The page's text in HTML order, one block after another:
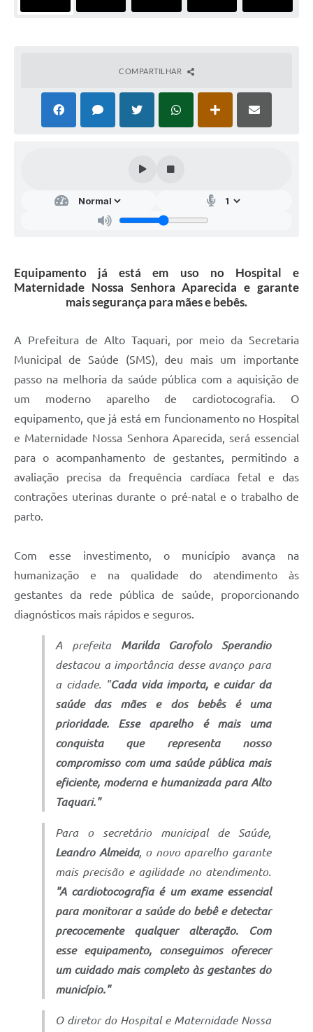
COMPARTILHAR
Equipamento já está em uso no Hospital e
Maternidade Nossa Senhora Aparecida e garante
mais segurança para mães e bebês.
A Prefeitura de Alto Taquari, por meio da Secretaria
Municipal de Saúde (SMS), deu mais um importante
passo na melhoria da saúde pública com a aquisição de
um moderno aparelho de cardiotocografia. O
equipamento, que já está em funcionamento no Hospital
e Maternidade Nossa Senhora Aparecida, será essencial
para o acompanhamento de gestantes, permitindo a
avaliação precisa da frequência cardíaca fetal e das
contrações uterinas durante o pré-natal e o trabalho de
parto.
Com esse investimento, o município avança na
humanização e na qualidade do atendimento às
gestantes da rede pública de saúde, proporcionando
diagnósticos mais rápidos e seguros.
A prefeita Marilda Garofolo Sperandio
destacou a importância desse avanço para
a cidade. "Cada vida importa, e cuidar da
saúde das mães e dos bebês é uma
prioridade. Esse aparelho é mais uma
conquista que representa nosso
compromisso com uma saúde pública mais
eficiente, moderna e humanizada para Alto
Taquari."
Para o secretário municipal de Saúde,
Leandro Almeida, o novo aparelho garante
mais precisão e agilidade no atendimento.
"A cardiotocografia é um exame essencial
para monitorar a saúde do bebê e detectar
precocemente qualquer alteração. Com
esse equipamento, conseguimos oferecer
um cuidado mais completo às gestantes do
município."
O diretor do Hospital e Maternidade Nossa